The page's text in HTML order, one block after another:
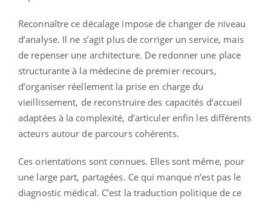
Reconnaître ce décalage impose de changer de niveau
d’analyse. Il ne s’agit plus de corriger un service, mais
de repenser une architecture. De redonner une place
structurante à la médecine de premier recours,
d’organiser réellement la prise en charge du
vieillissement, de reconstruire des capacités d’accueil
adaptées à la complexité, d’articuler enfin les différents
acteurs autour de parcours cohérents.
Ces orientations sont connues. Elles sont même, pour
une large part, partagées. Ce qui manque n’est pas le
diagnostic médical. C’est la traduction politique de ce